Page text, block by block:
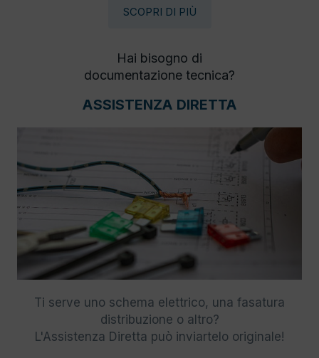
SCOPRI DI PIÙ
Hai bisogno di
documentazione tecnica?
ASSISTENZA DIRETTA
Ti serve uno schema elettrico, una fasatura
distribuzione o altro?
L'Assistenza Diretta può inviartelo originale!